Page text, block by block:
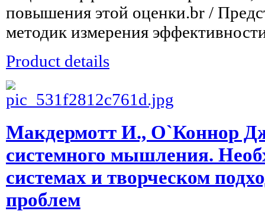
повышения этой оценки.br /
методик измерения
Product details
Макдермотт И., О`Коннор
системного мышления.
системах и творческом
проблем